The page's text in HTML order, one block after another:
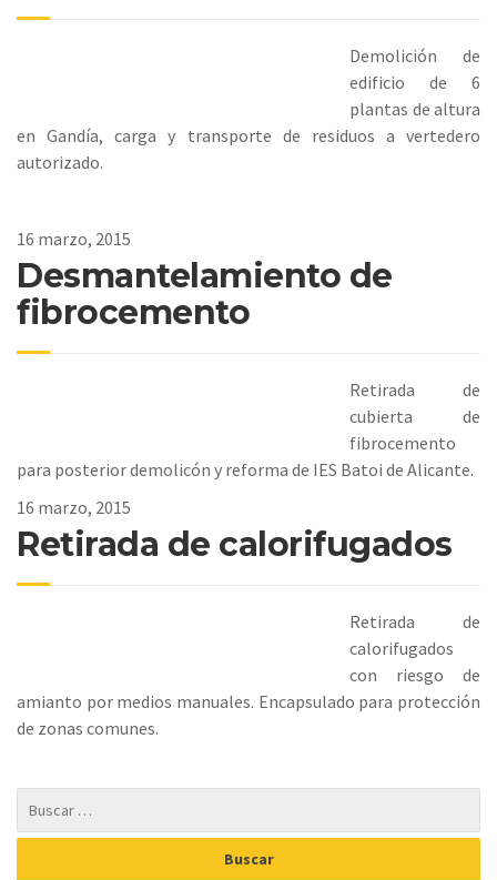
Demolición de
edificio de 6
plantas de altura
en Gandía, carga y transporte de residuos a vertedero
autorizado.
16 marzo, 2015
Desmantelamiento de
fibrocemento
Retirada de
cubierta de
fibrocemento
para posterior demolicón y reforma de IES Batoi de Alicante.
16 marzo, 2015
Retirada de calorifugados
Retirada de
calorifugados
con riesgo de
amianto por medios manuales. Encapsulado para protección
de zonas comunes.